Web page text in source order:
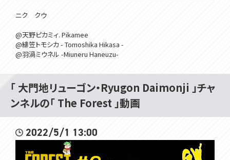
ニク クウ
@天野ピカミィ. Pikamee
@緋笠トモシカ - Tomoshika Hikasa -
@羽渦ミウネル -Miuneru Haneuzu-
「 大門地リューゴン・Ryugon Daimonji 」チャ
ンネルの「 The Forest 」動画
2022/5/1 13:00